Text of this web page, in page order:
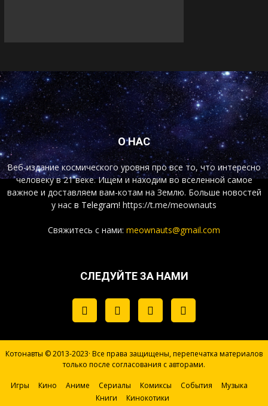
О НАС
Веб-издание космического уровня про все то, что интересно
человеку в 21 веке. Ищем и находим во вселенной самое
важное и доставляем вам-котам на Землю. Больше новостей
у нас в Telegram! https://t.me/meownauts
Свяжитесь с нами: meownauts@gmail.com
СЛЕДУЙТЕ ЗА НАМИ
Котонавты © 2013-2023· Все права защищены, перепечатка материалов
только после согласования с авторами.
Игры Кино Аниме Сериалы Комиксы События
Музыка
Книги
Кинокотики